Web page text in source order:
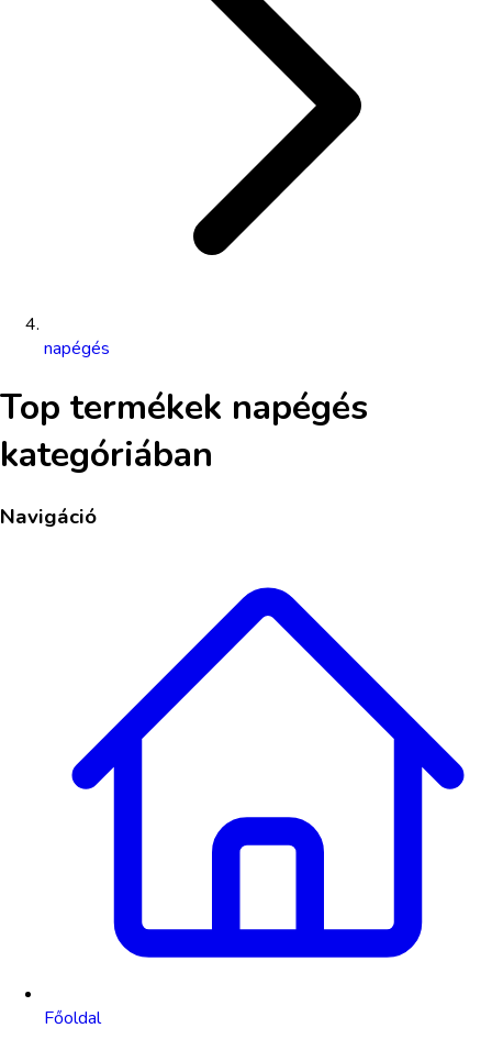
napégés
Top termékek napégés
kategóriában
Navigáció
Főoldal